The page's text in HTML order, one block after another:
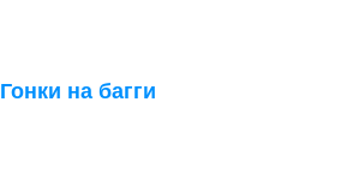
Гонки на багги